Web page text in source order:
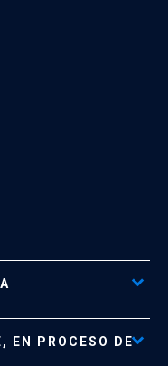
EN PROCESO DE